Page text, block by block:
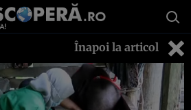
Înapoi la articol